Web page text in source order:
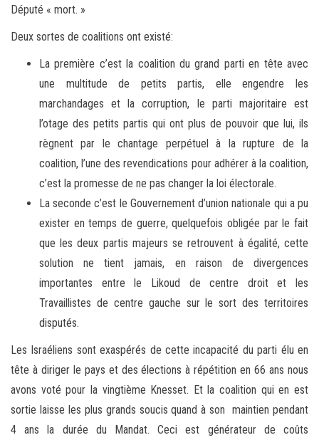
Député « mort. »
Deux sortes de coalitions ont existé:
La première c’est la coalition du grand parti en tête avec
une multitude de petits partis, elle engendre les
marchandages et la corruption, le parti majoritaire est
l’otage des petits partis qui ont plus de pouvoir que lui, ils
règnent par le chantage perpétuel à la rupture de la
coalition, l’une des revendications pour adhérer à la coalition,
c’est la promesse de ne pas changer la loi électorale.
La seconde c’est le Gouvernement d’union nationale qui a pu
exister en temps de guerre, quelquefois obligée par le fait
que les deux partis majeurs se retrouvent à égalité, cette
solution ne tient jamais, en raison de divergences
importantes entre le Likoud de centre droit et les
Travaillistes de centre gauche sur le sort des territoires
disputés.
Les Israéliens sont exaspérés de cette incapacité du parti élu en
tête à diriger le pays et des élections à répétition en 66 ans nous
avons voté pour la vingtième Knesset. Et la coalition qui en est
sortie laisse les plus grands soucis quand à son maintien pendant
4 ans la durée du Mandat. Ceci est générateur de coûts